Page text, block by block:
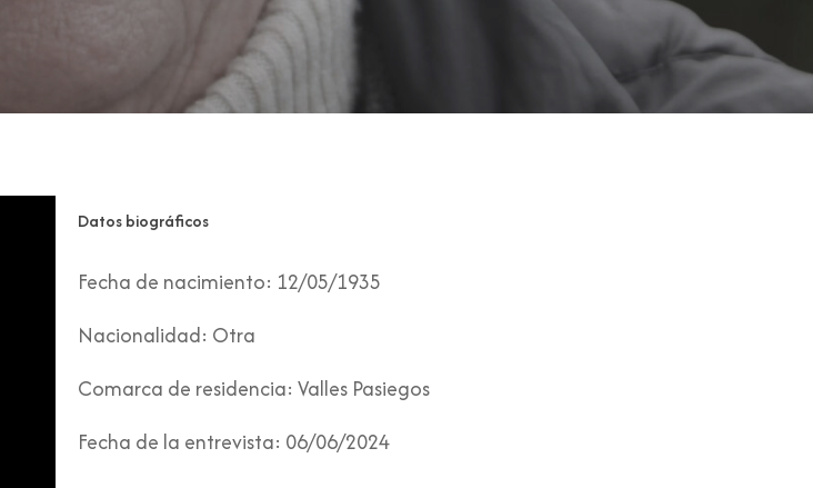
Datos biográficos
Fecha de nacimiento: 12/05/1935
Nacionalidad: Otra
Comarca de residencia: Valles Pasiegos
Fecha de la entrevista: 06/06/2024